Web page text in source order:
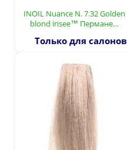
INOIL Nuance N. 7.32 Golden
blond irisee™ Пермане…
Только для салонов